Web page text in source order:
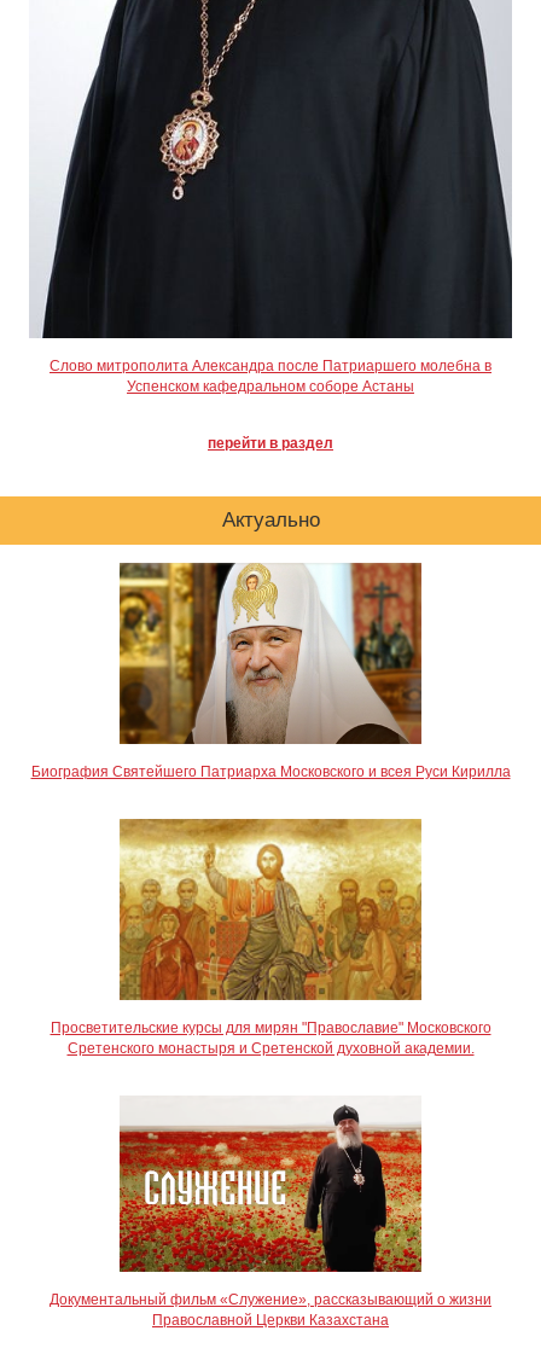
Слово митрополита Александра после Патриаршего молебна в
Успенском кафедральном соборе Астаны
перейти в раздел
Актуально
Биография Святейшего Патриарха Московского и всея Руси Кирилла
Просветительские курсы для мирян "Православие" Московского
Сретенского монастыря и Сретенской духовной академии.
Документальный фильм «Служение», рассказывающий о жизни
Православной Церкви Казахстана